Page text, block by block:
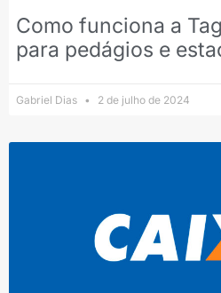
Como funciona a
para pedágios e
Gabriel Dias 2 de julho de 2024